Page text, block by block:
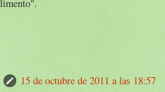
15 de octubre de 2011 a las 18:57